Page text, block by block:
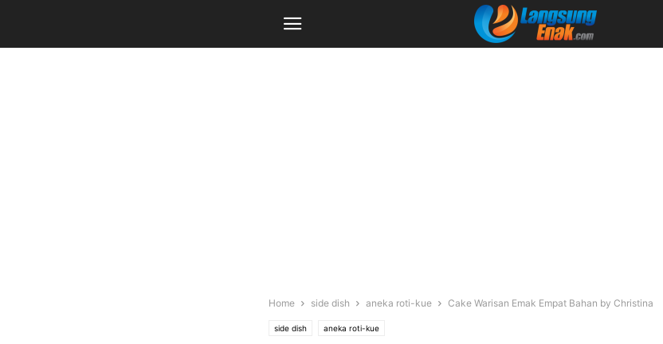
Home side dish aneka roti-kue Cake Warisan Emak Empat Bahan by Christina
side dish aneka roti-kue